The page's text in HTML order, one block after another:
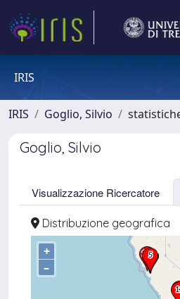
IRIS
IRIS Goglio, Silvio
Goglio, Silvio
Visualizzazione Ricercatore
Distribuzione geografica
+
–